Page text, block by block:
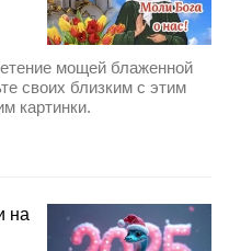
мощей блаженной
своих близким с этим
картинки.
на